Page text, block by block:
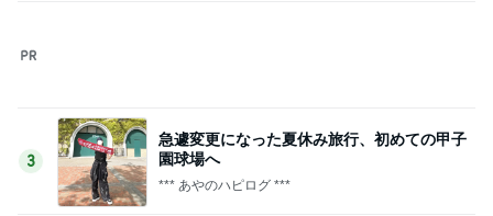
3
急遽変更になった夏休み旅行、初めての甲子
園球場へ
*** あやのハピログ ***